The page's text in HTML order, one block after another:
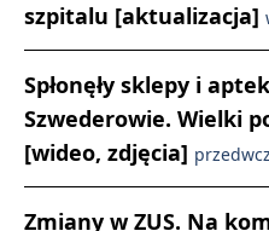
szpitalu [aktualizacja]
Spłonęły sklepy i
Szwederowie. Wielki
[wideo, zdjęcia]
Zmiany w ZUS. Na